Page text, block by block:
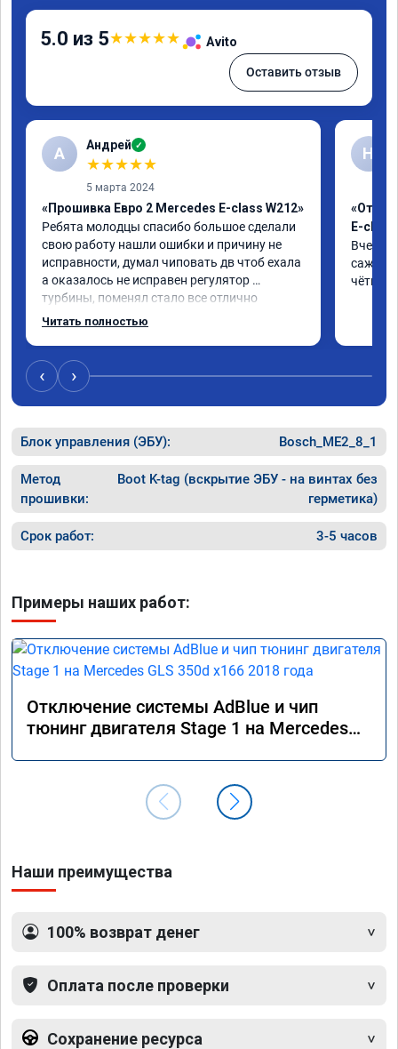
5.0 из 5★★★★★ Avito
Оставить отзыв
А Андрей ✓
★★★★★
5 марта 2024
«Прошивка Евро 2 Mercedes E-class W212»
Ребята молодцы спасибо большое сделали
свою работу нашли ошибки и причину не
исправности, думал чиповать дв чтоб ехала
а оказалось не исправен регулятор
турбины, поменял стало все отлично
Читать полностью
Н
E-class
Вчера
чётко.
‹ ›
Блок управления (ЭБУ): Bosch_ME2_8_1
Метод
прошивки:
Boot K-tag (вскрытие ЭБУ - на винтах без
герметика)
Срок работ: 3-5 часов
Примеры наших работ:
Отключение системы AdBlue и чип
тюнинг двигателя Stage 1 на Mercedes
Наши преимущества
100% возврат денег
Оплата после проверки
Сохранение ресурса